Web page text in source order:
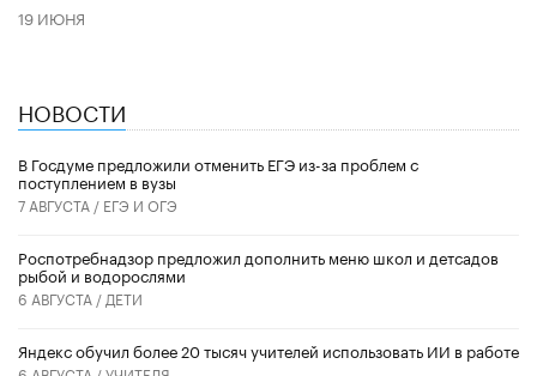
19 ИЮНЯ
НОВОСТИ
В Госдуме предложили отменить ЕГЭ из-за проблем с
поступлением в вузы
7 АВГУСТА / ЕГЭ И ОГЭ
Роспотребнадзор предложил дополнить меню школ и детсадов
рыбой и водорослями
6 АВГУСТА / ДЕТИ
​Яндекс обучил более 20 тысяч учителей использовать ИИ в работе